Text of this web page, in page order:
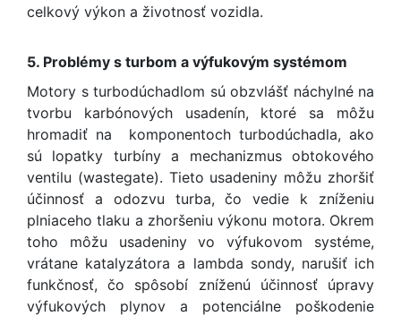
celkový výkon a životnosť vozidla.
5. Problémy s turbom a výfukovým systémom
Motory s turbodúchadlom sú obzvlášť náchylné na
tvorbu karbónových usadenín, ktoré sa môžu
hromadiť na komponentoch turbodúchadla, ako
sú lopatky turbíny a mechanizmus obtokového
ventilu (wastegate). Tieto usadeniny môžu zhoršiť
účinnosť a odozvu turba, čo vedie k zníženiu
plniaceho tlaku a zhoršeniu výkonu motora. Okrem
toho môžu usadeniny vo výfukovom systéme,
vrátane katalyzátora a lambda sondy, narušiť ich
funkčnosť, čo spôsobí zníženú účinnosť úpravy
výfukových plynov a potenciálne poškodenie